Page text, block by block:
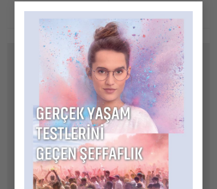
×
Bir yanıt yazın
E-posta adresiniz yayınlanmayacak. Gerekli alanlar
ile işaretlenmişlerdir